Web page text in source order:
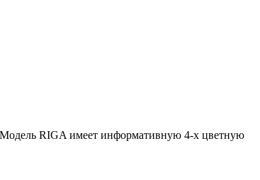
Модель RIGA имеет информативную 4-х цветную